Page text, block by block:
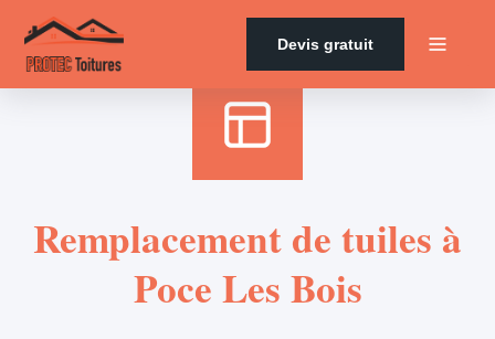
Devis gratuit
Remplacement de tuiles à
Poce Les Bois